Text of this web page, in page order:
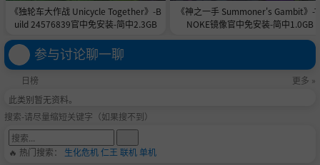
《独轮车大作战 Unicycle Together》-B
uild 24576839官中免安装-简中2.3GB
《神之一手 Summoner's Gambit》-
NOKE镜像官中免安装-简中1.0GB
参与讨论聊一聊
日榜
更多 »
此类别暂无资料。
搜索-请尽量缩短关键字（如果搜不到）
🔥 热门搜索： 生化危机仁王 联机单机